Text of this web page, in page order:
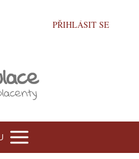
PŘIHLÁSIT SE